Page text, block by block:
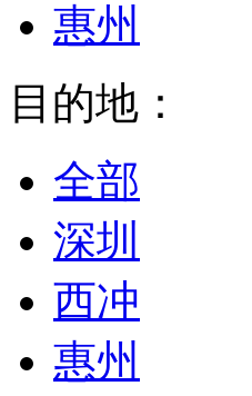
惠州
目的地：
全部
深圳
西冲
惠州